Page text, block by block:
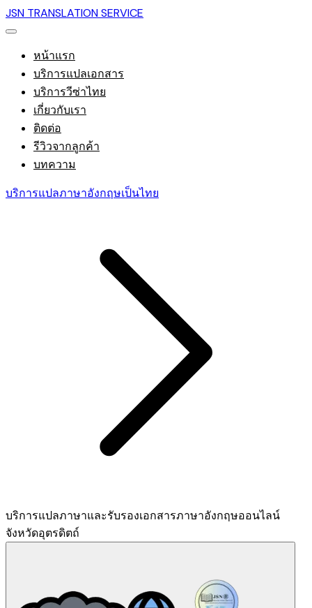
JSN TRANSLATION SERVICE
หน้าแรก
บริการแปลเอกสาร
บริการวีซ่าไทย
เกี่ยวกับเรา
ติดต่อ
รีวิวจากลูกค้า
บทความ
บริการแปลภาษาอังกฤษเป็นไทย
บริการแปลภาษาและรับรองเอกสารภาษาอังกฤษออนไลน์
จังหวัดอุตรดิตถ์